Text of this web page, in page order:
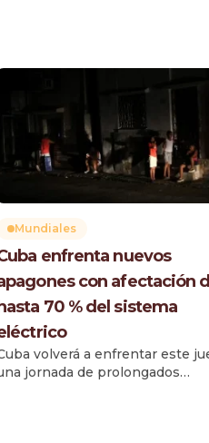
Mundiales
enfrenta nuevos
con afectación
hasta 70 % del sistema
volverá a enfrentar este
jornada de prolongados